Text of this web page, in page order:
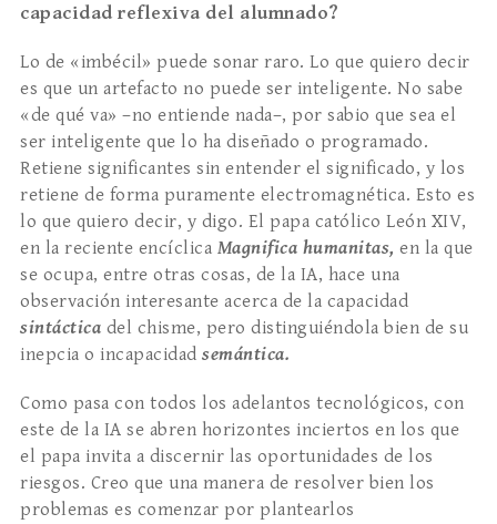
capacidad reflexiva del alumnado?
Lo de «imbécil» puede sonar raro. Lo que quiero decir
es que un artefacto no puede ser inteligente. No sabe
«de qué va» –no entiende nada–, por sabio que sea el
ser inteligente que lo ha diseñado o programado.
Retiene significantes sin entender el significado, y los
retiene de forma puramente electromagnética. Esto es
lo que quiero decir, y digo. El papa católico León XIV,
en la reciente encíclica Magnifica humanitas, en la que
se ocupa, entre otras cosas, de la IA, hace una
observación interesante acerca de la capacidad
sintáctica del chisme, pero distinguiéndola bien de su
inepcia o incapacidad semántica.
Como pasa con todos los adelantos tecnológicos, con
este de la IA se abren horizontes inciertos en los que
el papa invita a discernir las oportunidades de los
riesgos. Creo que una manera de resolver bien los
problemas es comenzar por plantearlos